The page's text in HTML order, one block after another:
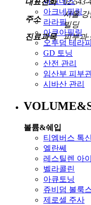
아크네필링
라라필
아쿠아필링
오투덤 테라
GD 토닝
산전 관리
임산부 피부
시바산 관리
볼륨&쉐입
티엠버스 톡신
엘란쎄
레스틸렌 아
벨라콜린
아큐토닝
쥬비덤 볼룩
제로셀 주사
주소
서울 강
빌딩
진료과목
피부과